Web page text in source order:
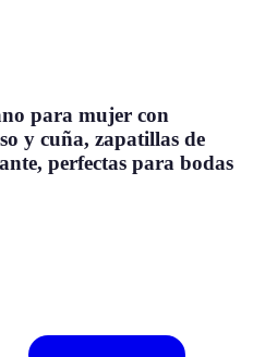
para mujer con
y cuña, zapatillas de
perfectas para bodas